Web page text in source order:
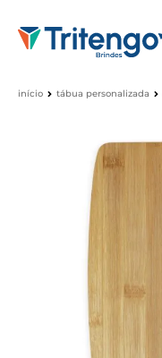
início tábua personalizada